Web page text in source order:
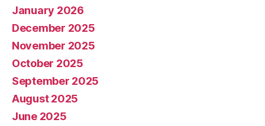
January 2026
December 2025
November 2025
October 2025
September 2025
August 2025
June 2025